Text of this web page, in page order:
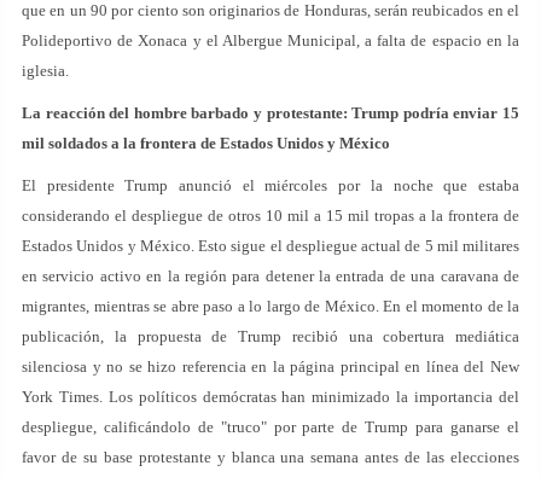
que en un 90 por ciento son originarios de Honduras, serán reubicados en el
Polideportivo de Xonaca y el Albergue Municipal, a falta de espacio en la
iglesia.
La reacción del hombre barbado y protestante: Trump podría enviar 15
mil soldados a la frontera de Estados Unidos y México
El presidente Trump anunció el miércoles por la noche que estaba
considerando el despliegue de otros 10 mil a 15 mil tropas a la frontera de
Estados Unidos y México. Esto sigue el despliegue actual de 5 mil militares
en servicio activo en la región para detener la entrada de una caravana de
migrantes, mientras se abre paso a lo largo de México. En el momento de la
publicación, la propuesta de Trump recibió una cobertura mediática
silenciosa y no se hizo referencia en la página principal en línea del New
York Times. Los políticos demócratas han minimizado la importancia del
despliegue, calificándolo de "truco" por parte de Trump para ganarse el
favor de su base protestante y blanca una semana antes de las elecciones